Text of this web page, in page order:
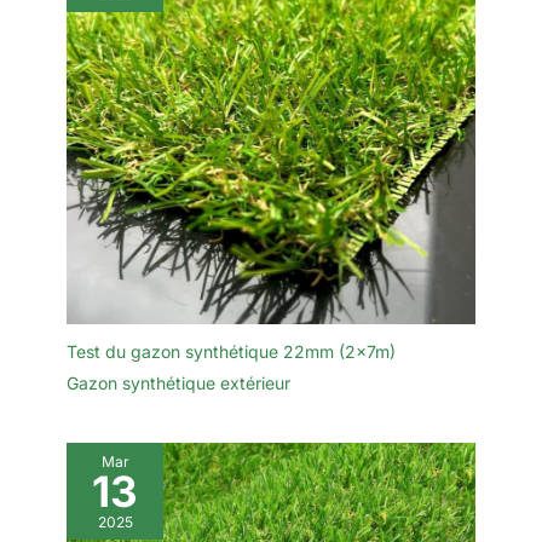
Test du gazon synthétique 22mm (2x7m)
Gazon synthétique extérieur
Mar
13
2025